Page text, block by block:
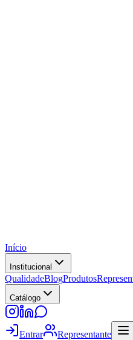
Início
Institucional
QualidadeBlogProdutos
Catálogo
Entrar
Representante